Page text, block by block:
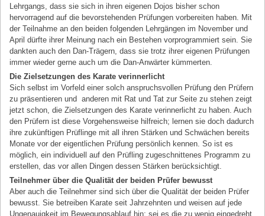
Lehrgangs, dass sie sich in ihren eigenen Dojos bisher schon
hervorragend auf die bevorstehenden Prüfungen vorbereiten haben. Mit
der Teilnahme an den beiden folgenden Lehrgängen im November und
April dürfte ihrer Meinung nach ein Bestehen vorprogrammiert sein. Sie
dankten auch den Dan-Trägern, dass sie trotz ihrer eigenen Prüfungen
immer wieder gerne auch um die Dan-Anwärter kümmerten.
Die Zielsetzungen des Karate verinnerlicht
Sich selbst im Vorfeld einer solch anspruchsvollen Prüfung den Prüfern
zu präsentieren und anderen mit Rat und Tat zur Seite zu stehen zeigt
jetzt schon, die Zielsetzungen des Karate verinnerlicht zu haben. Auch
den Prüfern ist diese Vorgehensweise hilfreich; lernen sie doch dadurch
ihre zukünftigen Prüflinge mit all ihren Stärken und Schwächen bereits
Monate vor der eigentlichen Prüfung persönlich kennen. So ist es
möglich, ein individuell auf den Prüfling zugeschnittenes Programm zu
erstellen, das vor allen Dingen dessen Stärken berücksichtigt.
Teilnehmer über die Qualität der beiden Prüfer bewusst
Aber auch die Teilnehmer sind sich über die Qualität der beiden Prüfer
bewusst. Sie betreiben Karate seit Jahrzehnten und weisen auf jede
Ungenauigkeit im Bewegungsablauf hin; sei es die zu wenig eingedreht